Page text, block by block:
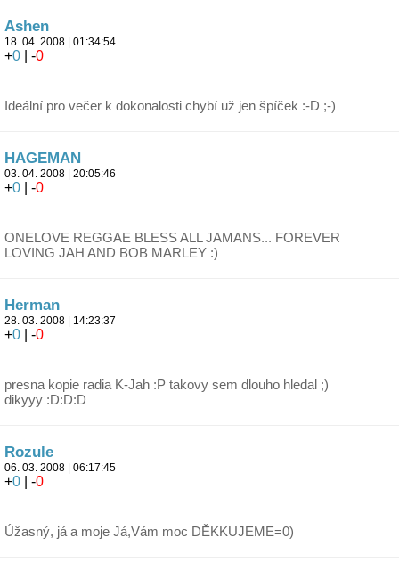
Ashen
18. 04. 2008 | 01:34:54
+0 | -0
Ideální pro večer k dokonalosti chybí už jen špíček :-D ;-)
HAGEMAN
03. 04. 2008 | 20:05:46
+0 | -0
ONELOVE REGGAE BLESS ALL JAMANS... FOREVER
LOVING JAH AND BOB MARLEY :)
Herman
28. 03. 2008 | 14:23:37
+0 | -0
presna kopie radia K-Jah :P takovy sem dlouho hledal ;)
dikyyy :D:D:D
Rozule
06. 03. 2008 | 06:17:45
+0 | -0
Úžasný, já a moje Já,Vám moc DĚKKUJEME=0)